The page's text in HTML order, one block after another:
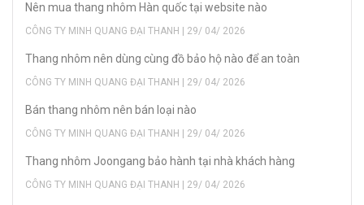
Nên mua thang nhôm Hàn quốc tại website nào
CÔNG TY MINH QUANG ĐẠI THANH | 29/ 04/ 2026
Thang nhôm nên dùng cùng đồ bảo hộ nào để an toàn
CÔNG TY MINH QUANG ĐẠI THANH | 29/ 04/ 2026
Bán thang nhôm nên bán loại nào
CÔNG TY MINH QUANG ĐẠI THANH | 29/ 04/ 2026
Thang nhôm Joongang bảo hành tại nhà khách hàng
CÔNG TY MINH QUANG ĐẠI THANH | 29/ 04/ 2026